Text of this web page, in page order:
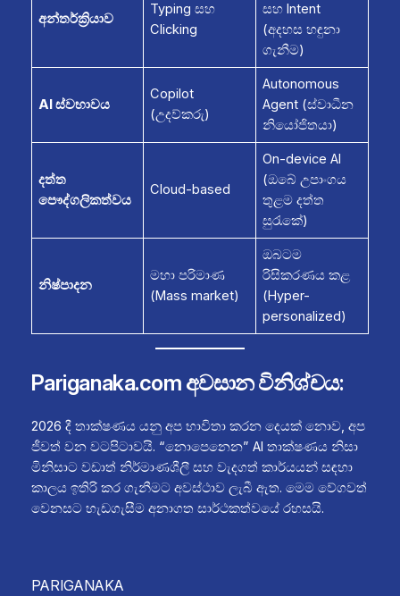
අන්තර්ක්‍රියාව
Typing සහ
Clicking
සහ Intent
(අදහස හඳුනා
ගැනීම)
AI ස්වභාවය
Copilot
(උදව්කරු)
Autonomous
Agent (ස්වාධීන
නියෝජිතයා)
දත්ත
පෞද්ගලිකත්වය
Cloud-based
On-device AI
(ඔබේ උපාංගය
තුළම දත්ත
සුරැකේ)
නිෂ්පාදන
මහා පරිමාණ
(Mass market)
ඔබටම
රිසිකරණය කළ
(Hyper-
personalized)
Pariganaka.com අවසාන විනිශ්චය:
2026 දී තාක්ෂණය යනු අප භාවිතා කරන දෙයක් නොව, අප
ජීවත් වන වටපිටාවයි. “නොපෙනෙන” AI තාක්ෂණය නිසා
මිනිසාට වඩාත් නිර්මාණශීලී සහ වැදගත් කාර්යයන් සඳහා
කාලය ඉතිරි කර ගැනීමට අවස්ථාව ලැබී ඇත. මෙම වේගවත්
වෙනසට හැඩගැසීම අනාගත සාර්ථකත්වයේ රහසයි.
PARIGANAKA